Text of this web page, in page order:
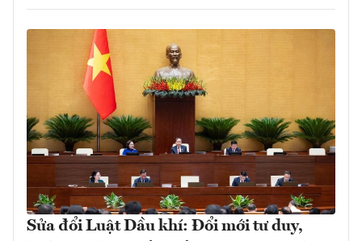
Sửa đổi Luật Dầu khí: Đổi mới tư duy,